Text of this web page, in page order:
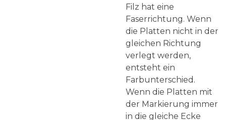
Filz hat eine
Faserrichtung. Wenn
die Platten nicht in der
gleichen Richtung
verlegt werden,
entsteht ein
Farbunterschied.
Wenn die Platten mit
der Markierung immer
in die gleiche Ecke